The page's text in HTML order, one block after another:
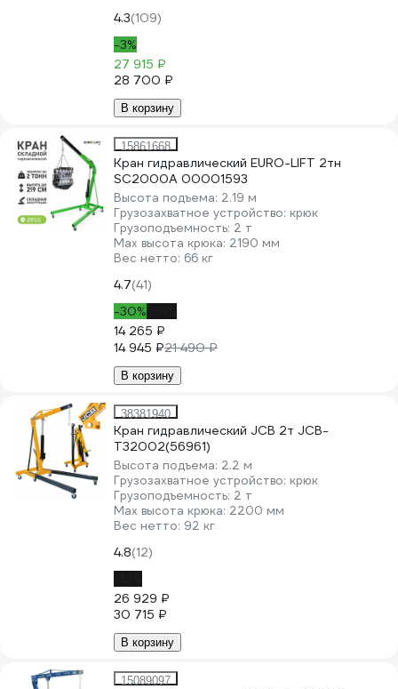
4.3(109)
-3%
27 915 ₽
28 700 ₽
В корзину
15861668
Кран гидравлический EURO-LIFT 2тн
SC2000A 00001593
Высота подъема: 2.19 м
Грузозахватное устройство: крюк
Грузоподъемность: 2 т
Мах высота крюка: 2190 мм
Вес нетто: 66 кг
4.7(41)
-30%
14 265 ₽
14 945 ₽21 490 ₽
В корзину
38381940
Кран гидравлический JCB 2т JCB-
T32002(56961)
Высота подъема: 2.2 м
Грузозахватное устройство: крюк
Грузоподъемность: 2 т
Мах высота крюка: 2200 мм
Вес нетто: 92 кг
4.8(12)
26 929 ₽
30 715 ₽
В корзину
15089097